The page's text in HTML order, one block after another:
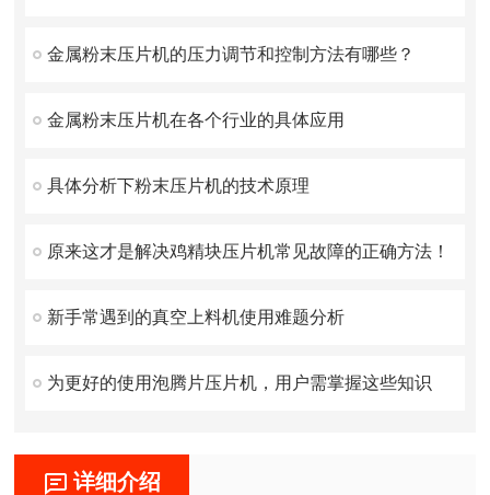
金属粉末压片机的压力调节和控制方法有哪些？
金属粉末压片机在各个行业的具体应用
具体分析下粉末压片机的技术原理
原来这才是解决鸡精块压片机常见故障的正确方法！
新手常遇到的真空上料机使用难题分析
为更好的使用泡腾片压片机，用户需掌握这些知识
详细介绍